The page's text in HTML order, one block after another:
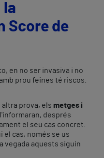
la
Score de
en no ser invasiva i no
prou feines té riscos.
altra prova, els metges i
després
el seu cas concret.
el cas, només se us
vegada aquests siguin